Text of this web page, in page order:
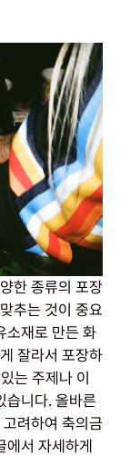
한 종류의 포장
추는 것이 중요
소재로 만든 화
잘라서 포장하
는 주제나 이
습니다. 올바른
려하여 축의금
에서 자세하게